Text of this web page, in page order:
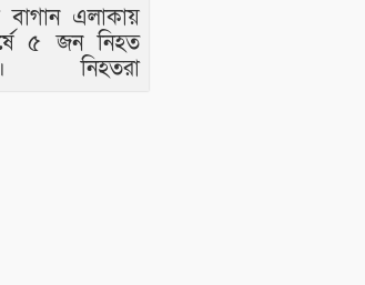
বাগান এলাকায়
৫ জন নিহত
নিহতরা